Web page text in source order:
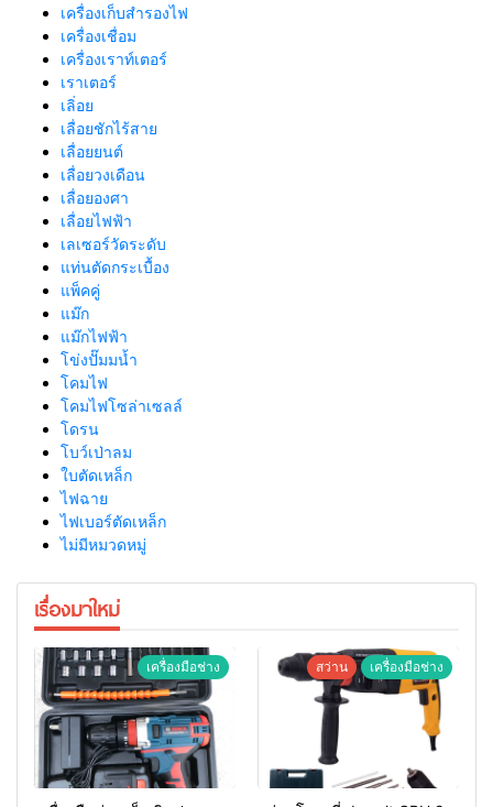
เครื่องเก็บสํารองไฟ
เครื่องเชื่อม
เครื่องเราท์เตอร์
เราเตอร์
เลิ่อย
เลื่อยชักไร้สาย
เลื่อยยนต์
เลื่อยวงเดือน
เลื่อยองศา
เลื่อยไฟฟ้า
เลเซอร์วัดระดับ
แท่นตัดกระเบื้อง
แพ็คคู่
แม๊ก
แม๊กไฟฟ้า
โข่งปั๊มมน้ำ
โคมไฟ
โคมไฟโซล่าเซลล์
โดรน
โบว์เป่าลม
ใบตัดเหล็ก
ไฟฉาย
ไฟเบอร์ตัดเหล็ก
ไม่มีหมวดหมู่
เรื่องมาใหม่
เครื่องมือช่าง สว่าน เครื่องมือช่าง